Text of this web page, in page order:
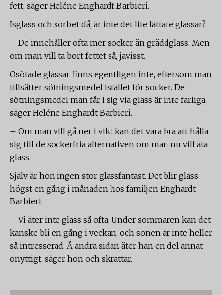
fett, säger Heléne Enghardt Barbieri.
Isglass och sorbet då, är inte det lite lättare glassar?
– De innehåller ofta mer socker än gräddglass. Men
om man vill ta bort fettet så, javisst.
Osötade glassar finns egentligen inte, eftersom man
tillsätter sötningsmedel istället för socker. De
sötningsmedel man får i sig via glass är inte farliga,
säger Heléne Enghardt Barbieri.
– Om man vill gå ner i vikt kan det vara bra att hålla
sig till de sockerfria alternativen om man nu vill äta
glass.
Själv är hon ingen stor glassfantast. Det blir glass
högst en gång i månaden hos familjen Enghardt
Barbieri.
– Vi äter inte glass så ofta. Under sommaren kan det
kanske bli en gång i veckan, och sonen är inte heller
så intresserad. Å andra sidan äter han en del annat
onyttigt, säger hon och skrattar.